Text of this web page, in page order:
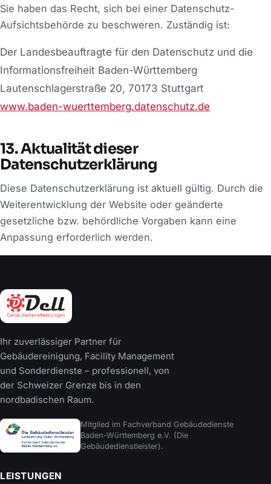
Sie haben das Recht, sich bei einer Datenschutz-
Aufsichtsbehörde zu beschweren. Zuständig ist:
Der Landesbeauftragte für den Datenschutz und die
Informationsfreiheit Baden-Württemberg
Lautenschlagerstraße 20, 70173 Stuttgart
www.baden-wuerttemberg.datenschutz.de
13. Aktualität dieser
Datenschutzerklärung
Diese Datenschutzerklärung ist aktuell gültig. Durch die
Weiterentwicklung der Website oder geänderte
gesetzliche bzw. behördliche Vorgaben kann eine
Anpassung erforderlich werden.
Ihr zuverlässiger Partner für
Gebäudereinigung, Facility Management
und Sonderdienste – professionell, von
der Schweizer Grenze bis in den
nordbadischen Raum.
Mitglied im Fachverband Gebäudedienste
Baden-Württemberg e.V. (Die
Gebäudedienstleister).
LEISTUNGEN